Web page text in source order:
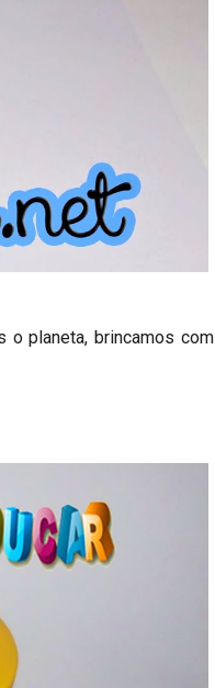
o planeta, brincamos com